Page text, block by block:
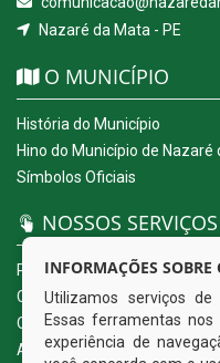
Nazaré da Mata - PE
O MUNICÍPIO
História do Município
Hino do Município de Nazaré
Símbolos Oficiais
NOSSOS SERVIÇOS
Portal da Transparência
Carta de Serviços ao Usuário
Ouvidoria Eletrônica
Acesso a Informação (eSIC)
INFORMAÇÕES SOBRE
Utilizamos serviços
Essas ferramentas
experiência de